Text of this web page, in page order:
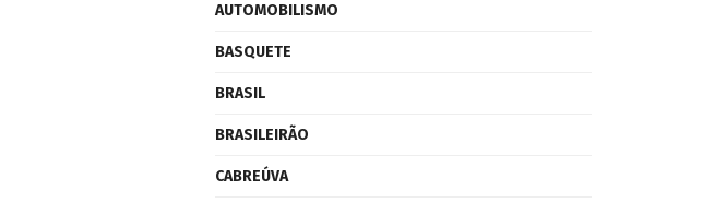
AUTOMOBILISMO
BASQUETE
BRASIL
BRASILEIRÃO
CABREÚVA